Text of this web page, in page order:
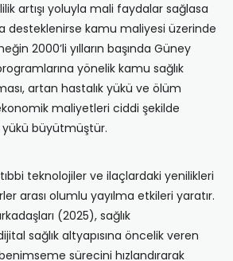
artışı yoluyla mali faydalar sağlasa
desteklenirse kamu maliyesi üzerinde
2000’li yılların başında Güney
yönelik kamu sağlık
artan hastalık yükü ve ölüm
maliyetleri ciddi şekilde
yükü büyütmüştür.
teknolojiler ve ilaçlardaki yenilikleri
arası olumlu yayılma etkileri yaratır.
(2025), sağlık
sağlık altyapısına öncelik veren
sürecini hızlandırarak